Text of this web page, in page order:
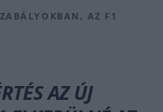
AZ F1
AZ ÚJ